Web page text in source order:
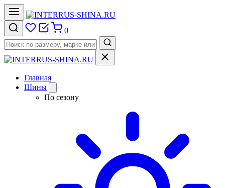
0
Главная
Шины
По сезону